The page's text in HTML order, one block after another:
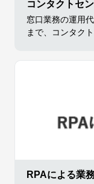
コンタクトセ
窓口業務の運用
まで、コンタク
RPAによる業